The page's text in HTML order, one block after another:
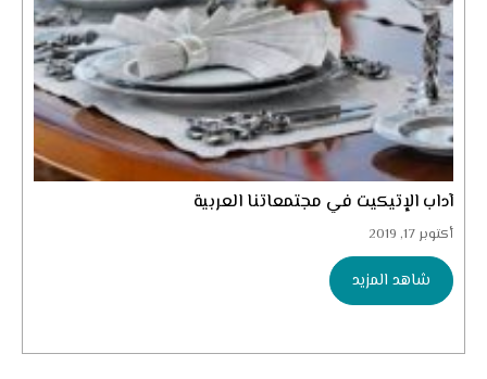
آداب الإتيكيت في مجتمعاتنا العربية
أكتوبر 17, 2019
شاهد المزيد